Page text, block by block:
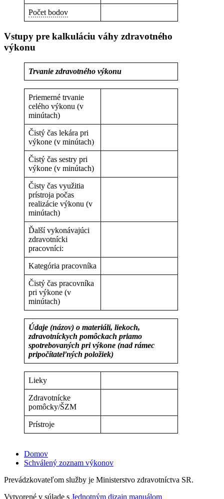
Počet bodov
Vstupy pre kalkuláciu váhy zdravotného
výkonu
Trvanie zdravotného výkonu
Priemerné trvanie
celého výkonu (v
minútach)
Čistý čas lekára pri
výkone (v minútach)
Čistý čas sestry pri
výkone (v minútach)
Čisty čas využitia
prístroja počas
realizácie výkonu (v
minútach)
Ďalší vykonávajúci
zdravotnícki
pracovníci:
Kategória pracovníka
Čistý čas pracovníka
pri výkone (v
minútach)
Údaje (názov) o materiáli, liekoch,
zdravotníckych pomôckach priamo
spotrebovaných pri výkone (nad rámec
pripočítateľných položiek)
Lieky
Zdravotnícke
pomôcky/ŠZM
Prístroje
Domov
Schválený zoznam výkonov
Prevádzkovateľom služby je Ministerstvo zdravotníctva SR.
Vytvorené v súlade s Jednotným dizajn manuálom